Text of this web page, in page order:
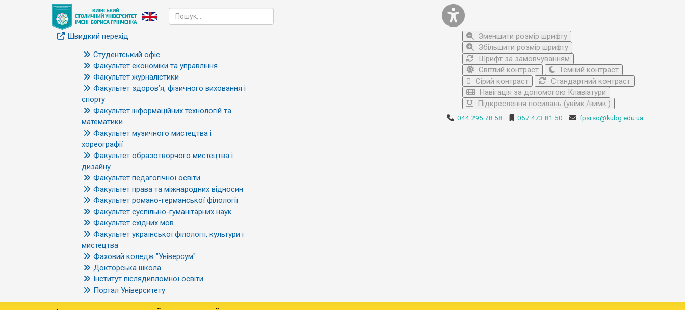
Швидкий перехід
Студентський офіс
Факультет економіки та управління
Факультет журналістики
Факультет здоров’я, фізичного виховання і
спорту
Факультет інформаційних технологій та
математики
Факультет музичного мистецтва і
хореографії
Факультет образотворчого мистецтва і
дизайну
Факультет педагогічної освіти
Факультет права та міжнародних відносин
Факультет романо-германської філології
Факультет суспільно-гуманітарних наук
Факультет східних мов
Факультет української філології, культури і
мистецтва
Фаховий коледж "Універсум"
Докторська школа
Інститут післядипломної освіти
Портал Університету
Зменшити розмір шрифту
Збільшити розмір шрифту
Шрифт за замовчуванням
Світлий контраст
Темний контраст
Сірий контраст
Стандартний контраст
Навігація за допомогою Клавіатури
Підкреслення посилань (увімк./вимк.)
044 295 78 58 067 473 81 50 fpsrso@kubg.edu.ua